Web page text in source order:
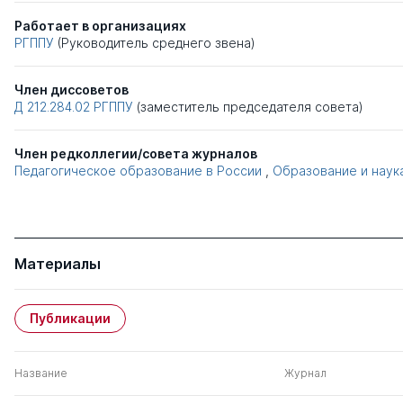
Работает в организациях
РГППУ (Руководитель среднего звена)
Член диссоветов
Д 212.284.02 РГППУ (заместитель председателя совета)
Член редколлегии/совета журналов
Педагогическое образование в России
Образование и
Материалы
Публикации
Название Журнал